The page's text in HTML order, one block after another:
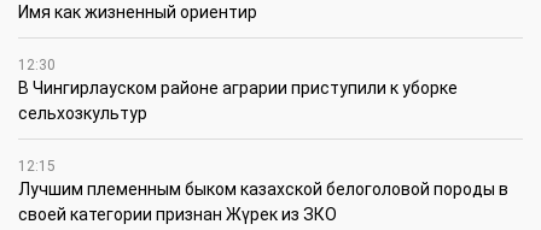
Имя как жизненный ориентир
12:30
В Чингирлауском районе аграрии приступили к уборке
сельхозкультур
12:15
Лучшим племенным быком казахской белоголовой породы в
своей категории признан Жүрек из ЗКО